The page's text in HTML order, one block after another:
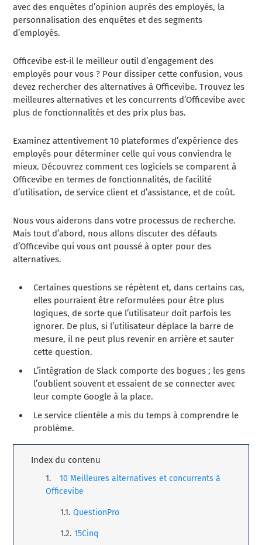
avec des enquêtes d’opinion auprès des employés, la
personnalisation des enquêtes et des segments
d’employés.
Officevibe est-il le meilleur outil d’engagement des
employés pour vous ? Pour dissiper cette confusion, vous
devez rechercher des alternatives à Officevibe. Trouvez les
meilleures alternatives et les concurrents d’Officevibe avec
plus de fonctionnalités et des prix plus bas.
Examinez attentivement 10 plateformes d’expérience des
employés pour déterminer celle qui vous conviendra le
mieux. Découvrez comment ces logiciels se comparent à
Officevibe en termes de fonctionnalités, de facilité
d’utilisation, de service client et d’assistance, et de coût.
Nous vous aiderons dans votre processus de recherche.
Mais tout d’abord, nous allons discuter des défauts
d’Officevibe qui vous ont poussé à opter pour des
alternatives.
Certaines questions se répètent et, dans certains cas,
elles pourraient être reformulées pour être plus
logiques, de sorte que l’utilisateur doit parfois les
ignorer. De plus, si l’utilisateur déplace la barre de
mesure, il ne peut plus revenir en arrière et sauter
cette question.
L’intégration de Slack comporte des bogues ; les gens
l’oublient souvent et essaient de se connecter avec
leur compte Google à la place.
Le service clientèle a mis du temps à comprendre le
problème.
Index du contenu
10 Meilleures alternatives et concurrents à
Officevibe
QuestionPro
15Cinq